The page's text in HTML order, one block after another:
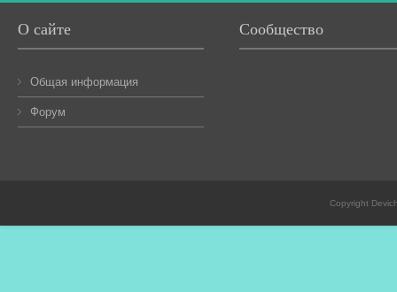
О сайте
Общая информация
Форум
Сообщество
Copyright